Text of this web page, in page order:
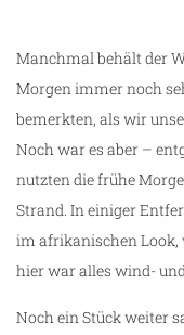
Manchmal behält der
Morgen immer noch
bemerkten, als wir
Noch war es aber –
nutzten die frühe
Strand. In einiger
im afrikanischen Look,
hier war alles wind-
Noch ein Stück weiter